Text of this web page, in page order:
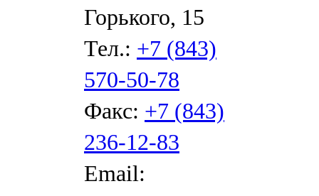
Горького, 15
Тел.: +7 (843)
570-50-78
Факс: +7 (843)
236-12-83
Email: